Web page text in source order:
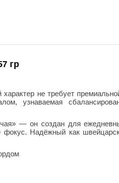
гр
не требует
узнаваемая
— он создан для
фокус. Надёжный как